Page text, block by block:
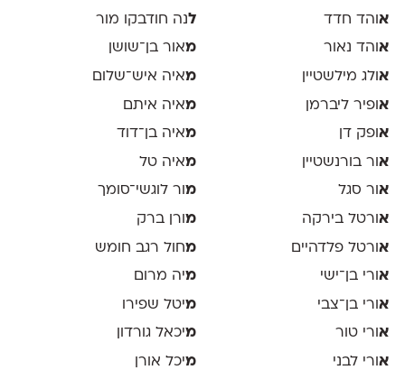
אוהד חדד
אוהד נאור
אולג מילשטיין
אופיר ליברמן
אופק דן
אור בורנשטיין
אור סגל
אורטל בירקה
אורטל פלדהיים
אורי בן־ישי
אורי בן־צבי
אורי טור
אורי לבני
לנה חודבקו מור
מאור בן־שושן
מאיה איש־שלום
מאיה איתם
מאיה בן־דוד
מאיה טל
מור לוגשי־סומך
מ ורן ברק
מחול רגב חומש
מיה מרום
מיטל שפירו
מיכאל גורדון
מיכל אורן